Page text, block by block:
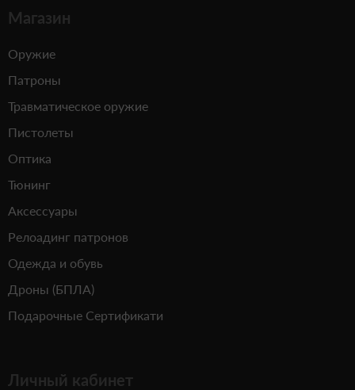
Магазин
Оружие
Патроны
Травматическое оружие
Пистолеты
Оптика
Тюнинг
Аксессуары
Релоадинг патронов
Одежда и обувь
Дроны (БПЛА)
Подарочные Сертификати
Личный кабинет